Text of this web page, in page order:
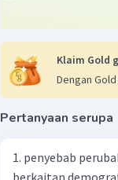
Klaim Gold
Dengan
Pertanyaan serupa
1. penyebab
berkaitan